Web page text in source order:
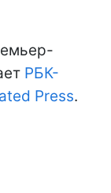
РБК-
Press.